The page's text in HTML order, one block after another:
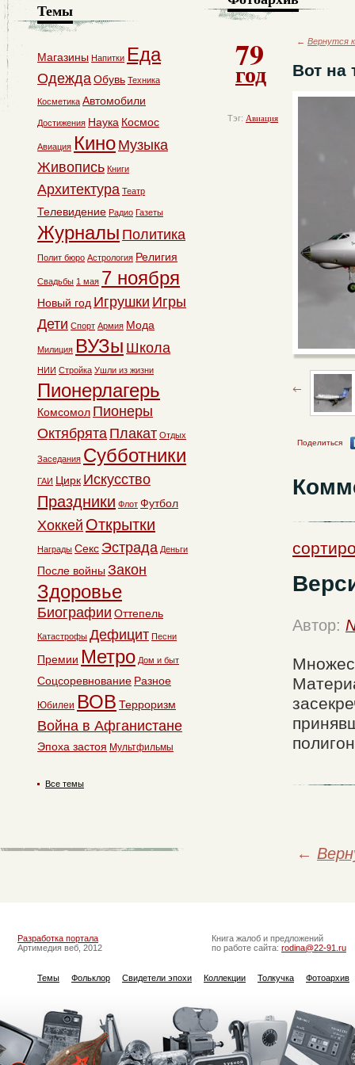
79
год
Тэг: Авиация
← Вернутся
Вот на
Поделиться
Автор:
←
Темы
Магазины Напитки Еда
ОдеждаОбувь Техника
Косметика Автомобили
Достижения Наука Космос
Авиация Кино Музыка
Живопись Книги
Архитектура Театр
Телевидение Радио Газеты
Журналы Политика
Полит бюро Астрология Религия
Свадьбы 1 мая 7 ноября
Новый год Игрушки Игры
Дети Спорт Армия Мода
Милиция ВУЗы Школа
НИИ Стройка Ушли из жизни
Пионерлагерь
Комсомол Пионеры
Октябрята Плакат Отдых
Заседания Субботники
ГАИ Цирк Искусство
Праздники Флот Футбол
Хоккей Открытки
Награды Секс Эстрада Деньги
После войны Закон
Здоровье
Биографии Оттепель
Катастрофы Дефицит Песни
Премии Метро Дом и быт
Соцсоревнование Разное
Юбилеи ВОВ Терроризм
Война в Афганистане
Эпоха застоя Мультфильмы
Все темы
Разработка портала
Артимедия веб, 2012
Книга жалоб и предложений
по работе сайта: rodina@22-91.ru
Темы Фольклор Свидетели эпохи Коллекции Толкучка Фотоархив